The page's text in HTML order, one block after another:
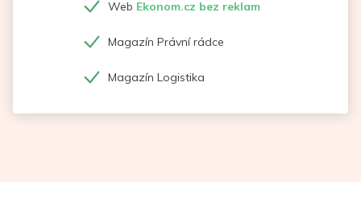
Web Ekonom.cz bez reklam
Magazín Právní rádce
Magazín Logistika